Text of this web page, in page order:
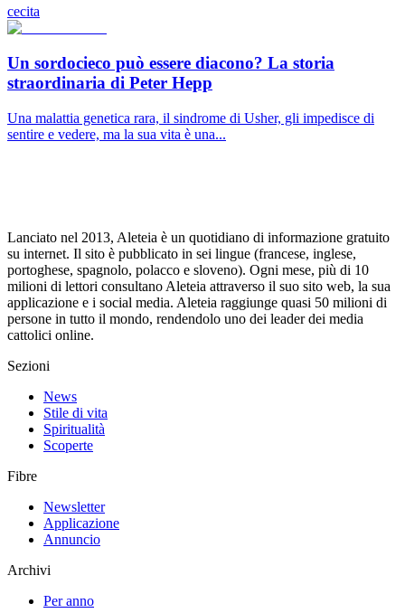
cecita
Un sordocieco può essere diacono? La storia
straordinaria di Peter Hepp
Una malattia genetica rara, il sindrome di Usher, gli impedisce di
sentire e vedere, ma la sua vita è una...
Lanciato nel 2013, Aleteia è un quotidiano di informazione gratuito
su internet. Il sito è pubblicato in sei lingue (francese, inglese,
portoghese, spagnolo, polacco e sloveno). Ogni mese, più di 10
milioni di lettori consultano Aleteia attraverso il suo sito web, la sua
applicazione e i social media. Aleteia raggiunge quasi 50 milioni di
persone in tutto il mondo, rendendolo uno dei leader dei media
cattolici online.
Sezioni
News
Stile di vita
Spiritualità
Scoperte
Fibre
Newsletter
Applicazione
Annuncio
Archivi
Per anno